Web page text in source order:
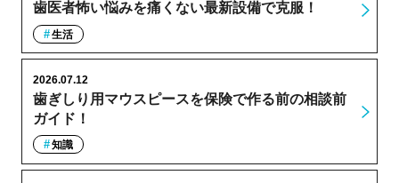
歯医者怖い悩みを痛くない最新設備で克服！
生活
歯ぎしり用マウスピースを保険で作る前の相談前
ガイド！
2026.07.12
知識